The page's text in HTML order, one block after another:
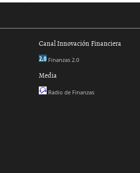
Canal Innovación Financiera
Finanzas 2.0
Media
Radio de Finanzas